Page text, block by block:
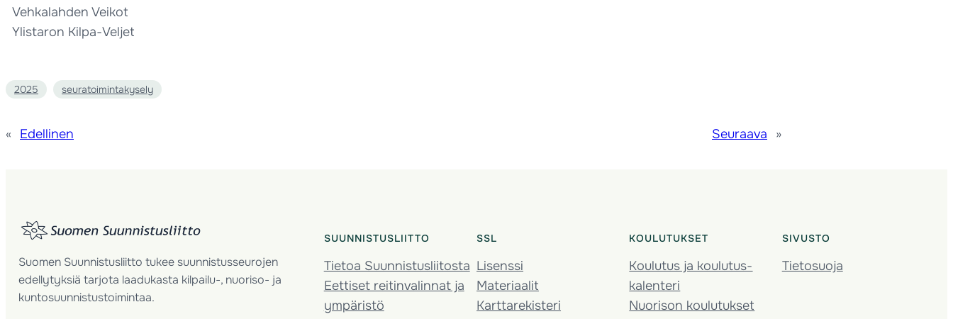
Vehkalahden Veikot
Ylistaron Kilpa-Veljet
2025 seuratoimintakysely
« Edellinen Seuraava »
Suomen Suunnistusliitto tukee suunnistusseurojen
edellytyksiä tarjota laadukasta kilpailu-, nuoriso- ja
kuntosuunnistustoimintaa.
SUUNNISTUSLIITTO
Tietoa Suunnistusliitosta
Eettiset reitinvalinnat ja
ympäristö
SSL
Lisenssi
Materiaalit
Karttarekisteri
KOULUTUKSET
Koulutus ja koulutus­
kalenteri
Nuorison koulutukset
SIVUSTO
Tietosuoja